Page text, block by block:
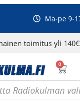
Ma-pe 9-
toimitus yli
0